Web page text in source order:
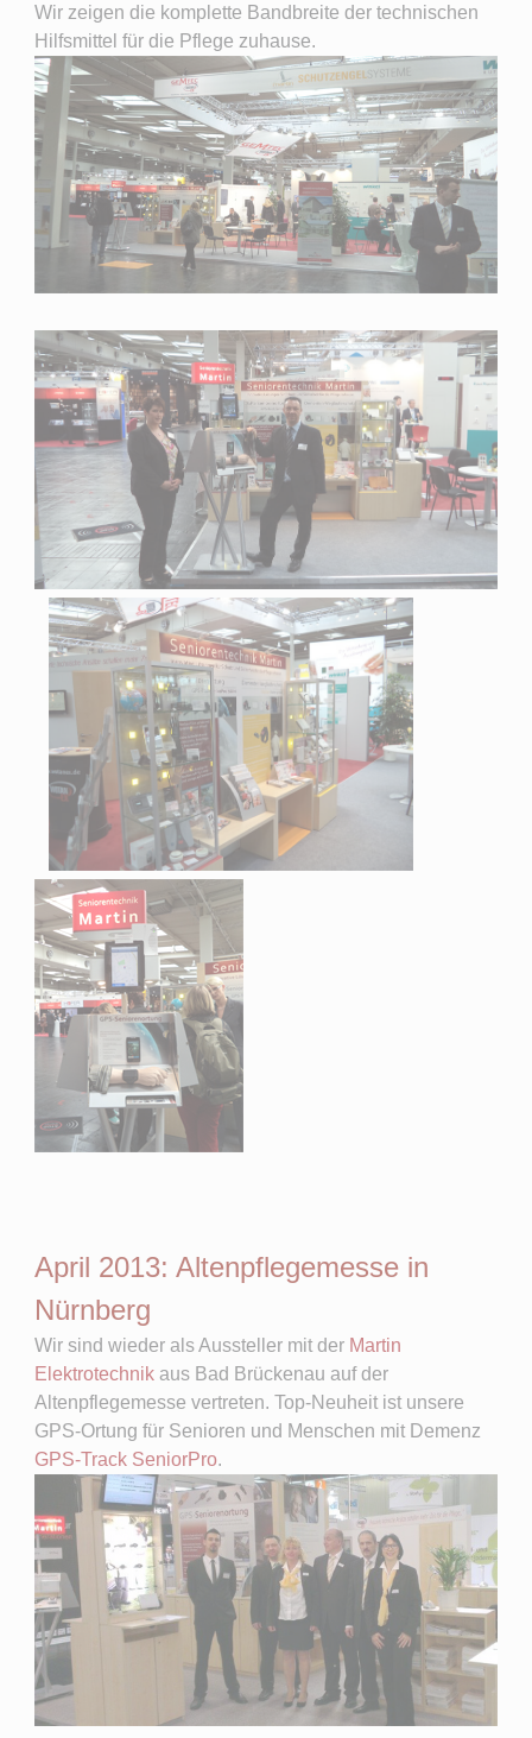
Wir zeigen die komplette Bandbreite der technischen
Hilfsmittel für die Pflege zuhause.
April 2013: Altenpflegemesse in
Nürnberg
Wir sind wieder als Aussteller mit der Martin
Elektrotechnik aus Bad Brückenau auf der
Altenpflegemesse vertreten. Top-Neuheit ist unsere
GPS-Ortung für Senioren und Menschen mit Demenz
GPS-Track SeniorPro.